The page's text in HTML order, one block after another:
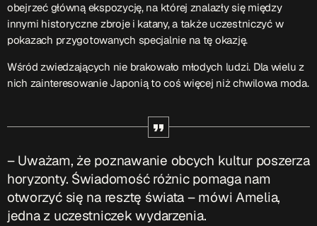
kieleckich studentówCzytaj.wiecej…
Patronat medialny Radia Fraszka– regulamin, logotypy,
itp.Czytaj więcej…
obejrzeć główną ekspozycję, na której znalazły się między
innymi historyczne zbroje i katany, a także uczestniczyć w
pokazach przygotowanych specjalnie na tę okazję.
Wśród zwiedzających nie brakowało młodych ludzi. Dla wielu z
nich zainteresowanie Japonią to coś więcej niż chwilowa moda.
– Uważam, że poznawanie obcych kultur poszerza
horyzonty. Świadomość różnic pomaga nam
otworzyć się na resztę świata – mówi Amelia,
jedna z uczestniczek wydarzenia.